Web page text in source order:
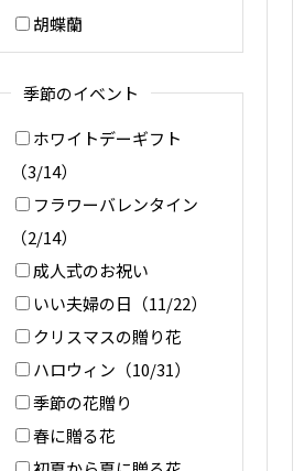
胡蝶蘭
季節のイベント
ホワイトデーギフト
（3/14）
フラワーバレンタイン
（2/14）
成人式のお祝い
いい夫婦の日（11/22）
クリスマスの贈り花
ハロウィン（10/31）
季節の花贈り
春に贈る花